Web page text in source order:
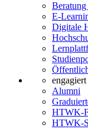
E-
Digitale
Alumni
HTWK-
HTWK-